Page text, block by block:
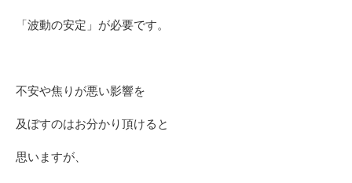
「波動の安定」が必要です。
不安や焦りが悪い影響を
及ぼすのはお分かり頂けると
思いますが、